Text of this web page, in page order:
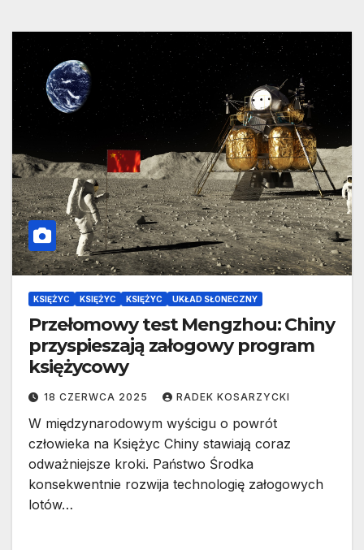
KSIĘŻYC KSIĘŻYC KSIĘŻYC UKŁAD SŁONECZNY
Przełomowy test Mengzhou: Chiny
przyspieszają załogowy program
księżycowy
18 CZERWCA 2025 RADEK KOSARZYCKI
W międzynarodowym wyścigu o powrót
człowieka na Księżyc Chiny stawiają coraz
odważniejsze kroki. Państwo Środka
konsekwentnie rozwija technologię załogowych
lotów…